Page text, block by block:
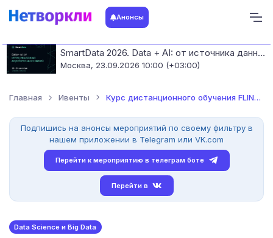
Анонсы
SmartData 2026. Data + AI: от источника данных до работающих моделей
Москва, 23.09.2026 10:00 (+03:00)
Главная Ивенты Курс дистанционного обучения FLINK: Потоковая обработка данны...
Подпишись на анонсы мероприятий по своему фильтру в
нашем приложении в Telegram или VK.com
Перейти к мероприятию в телеграм боте
Перейти в
Data Science и Big Data